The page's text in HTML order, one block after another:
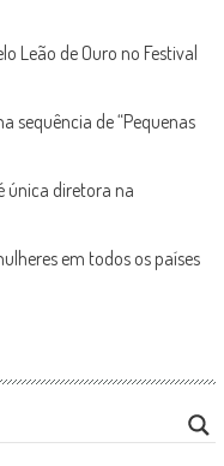
Leão de Ouro no Festival
sequência de “Pequenas
única diretora na
em todos os países